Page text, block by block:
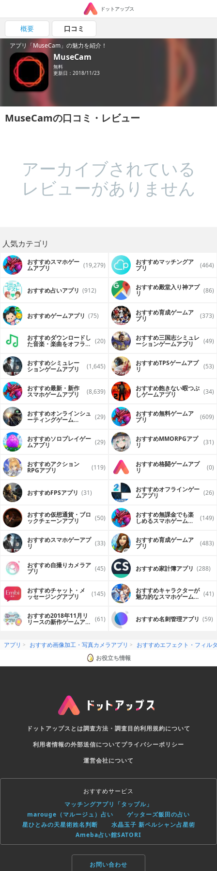
ドットアップス
概要 口コミ
アプリ「MuseCam」の魅力を紹介！
MuseCam
無料
更新日：2018/11/23
MuseCamの口コミ・レビュー
アーカイブされている
レビューがありません
人気カテゴリ
おすすめスマホゲー
ムアプリ (19,279) おすすめマッチングア
プリ (464)
おすすめ占いアプリ (912) おすすめ殿堂入り神アプ
リ (86)
おすすめゲームアプリ (75) おすすめ育成ゲームア
プリ (373)
おすすめダウンロードし
た音楽・楽曲をオフライ (20) おすすめ三国志シミュレ
ーションゲームアプリ (49)
おすすめシミュレー
ションゲームアプリ (1,645) おすすめTPSゲームアプ
リ (53)
おすすめ最新・新作
スマホゲームアプリ (8,639) おすすめ飽きない暇つぶ
しゲームアプリ (34)
おすすめオンラインシュ
ーティングゲーム (29) おすすめ無料ゲームア
プリ (609)
おすすめソロプレイゲー
ムアプリ (29) おすすめ MMORPGアプ
リ (31)
おすすめアクション
RPGアプリ (119) おすすめ格闘ゲームアプ
リ (0)
おすすめFPSアプリ (31) おすすめオフラインゲー
ムアプリ (26)
おすすめ仮想通貨・ブロ
ックチェーンアプリ (50) おすすめ無課金でも楽
しめるスマホゲームア (149)
おすすめスマホゲーアプ
リ (33) おすすめ育成ゲームア
プリ (483)
おすすめ自撮りカメラア
プリ (45) おすすめ家計簿アプリ (288)
おすすめチャット・メ
ッセージングアプリ (145) おすすめキャラクターが
魅力的なスマホゲームア (41)
おすすめ2018年11月リ
リースの新作ゲームアプ (61) おすすめ名刺管理アプリ (59)
アプリ おすすめ画像加工・写真カメラアプリ
おすすめエフェクト・フィル
お役立ち情報
ドットアップスとは調査方法・調査目的利用規約について
利用者情報の外部送信についてプライバシーポリシー
運営会社について
おすすめサービス
マッチングアプリ「タップル」
marouge（マルージュ）占い
ゲッターズ飯田の占い
星ひとみの天星術姓名判断
水晶玉子 新ペルシャン占星術
Ameba占い館SATORI
お問い合わせ